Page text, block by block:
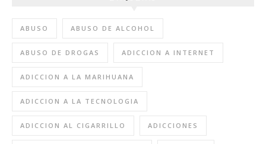
ABUSO ABUSO DE ALCOHOL
ABUSO DE DROGAS ADICCION A INTERNET
ADICCION A LA MARIHUANA
ADICCION A LA TECNOLOGIA
ADICCION AL CIGARRILLO ADICCIONES